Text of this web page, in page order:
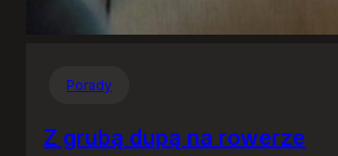
Porady
Z grubą dupą na rowerze